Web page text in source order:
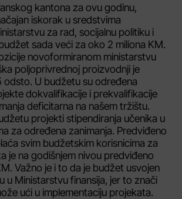
kantona za ovu godinu,
iskorak u sredstvima
za rad, socijalnu politiku i
sada veći za oko 2 miliona KM.
novoformiranom ministarstvu
poljoprivrednoj proizvodnji je
odsto. U budžetu su određena
dokvalifikacije i prekvalifikacije
deficitarna na našem tržištu.
projekti stipendiranja učenika u
za određena zanimanja. Predviđeno
svim budžetskim korisnicima za
je na godišnjem nivou predviđeno
Važno je i to da je budžet usvojen
u Ministarstvu finansija, jer to znači
ući u implementaciju projekata.